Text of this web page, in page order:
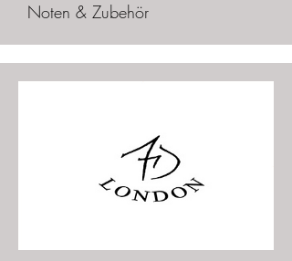
Noten & Zubehör